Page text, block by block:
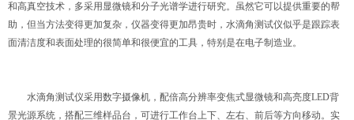
和高真空技术，多采用显微镜和分子光谱学进行研究。虽然它可以提供重要的帮
助，但当方法变得更加复杂，仪器变得更加昂贵时，水滴角测试仪似乎是跟踪表
面清洁度和表面处理的很简单和很便宜的工具，特别是在电子制造业。
水滴角测试仪采用数字摄像机，配倍高分辨率变焦式显微镜和高亮度LED背
景光源系统，搭配三维样品台，可进行工作台上下、左右、前后等方向移动。实